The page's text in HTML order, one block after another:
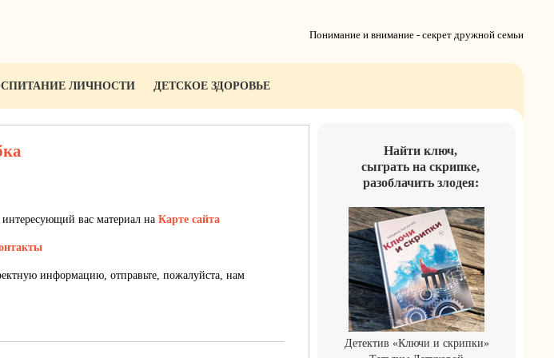
Понимание и внимание - секрет дружной семьи
ЛИЧНОСТИ ДЕТСКОЕ ЗДОРОВЬЕ
вас материал на Карте сайта
информацию, отправьте, пожалуйста, нам
Найти ключ,
сыграть на скрипке,
разоблачить злодея:
Детектив «Ключи и скрипки»